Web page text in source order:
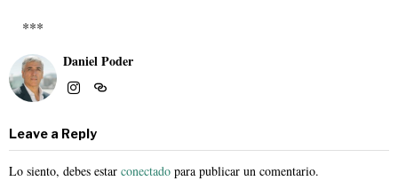
***
Daniel Poder
Leave a Reply
Lo siento, debes estar conectado para publicar un comentario.